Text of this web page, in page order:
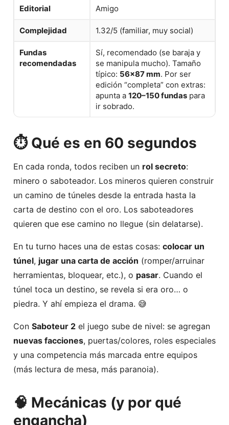
Editorial Amigo
Complejidad 1.32/5 (familiar, muy social)
Fundas
recomendadas
Sí, recomendado (se baraja y
se manipula mucho). Tamaño
típico: 56×87 mm. Por ser
edición “completa” con extras:
apunta a 120–150 fundas para
ir sobrado.
⏱️ Qué es en 60 segundos
En cada ronda, todos reciben un rol secreto:
minero o saboteador. Los mineros quieren construir
un camino de túneles desde la entrada hasta la
carta de destino con el oro. Los saboteadores
quieren que ese camino no llegue (sin delatarse).
En tu turno haces una de estas cosas: colocar un
túnel, jugar una carta de acción (romper/arruinar
herramientas, bloquear, etc.), o pasar. Cuando el
túnel toca un destino, se revela si era oro… o
piedra. Y ahí empieza el drama. 😅
Con Saboteur 2 el juego sube de nivel: se agregan
nuevas facciones, puertas/colores, roles especiales
y una competencia más marcada entre equipos
(más lectura de mesa, más paranoia).
🧠 Mecánicas (y por qué
engancha)